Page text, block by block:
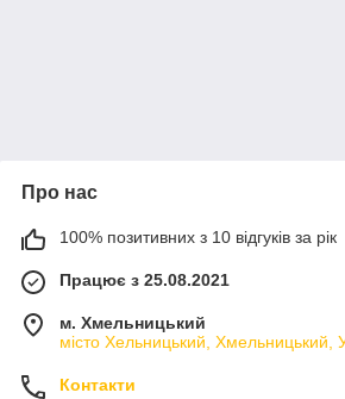
Про нас
100% позитивних з 10 відгуків за рік
Працює з 25.08.2021
м. Хмельницький
місто Хельницький, Хмельницький,
Контакти